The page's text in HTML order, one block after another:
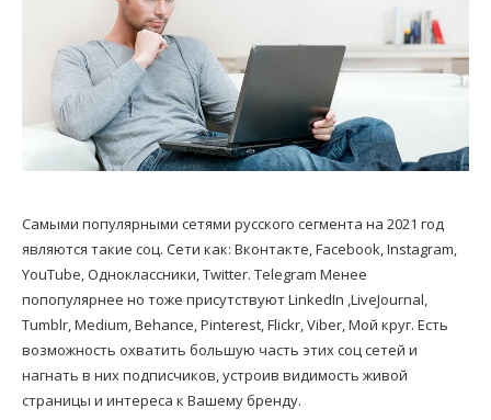
Самыми популярными сетями русского сегмента на 2021 год
являются такие соц. Сети как: Вконтакте, Facebook, Instagram,
YouTube, Одноклассники, Twitter. Telegram Менее
попопулярнее но тоже присутствуют LinkedIn ,LiveJournal,
Tumblr, Medium, Behance, Pinterest, Flickr, Viber, Мой круг. Есть
возможность охватить большую часть этих соц сетей и
нагнать в них подписчиков, устроив видимость живой
страницы и интереса к Вашему бренду.